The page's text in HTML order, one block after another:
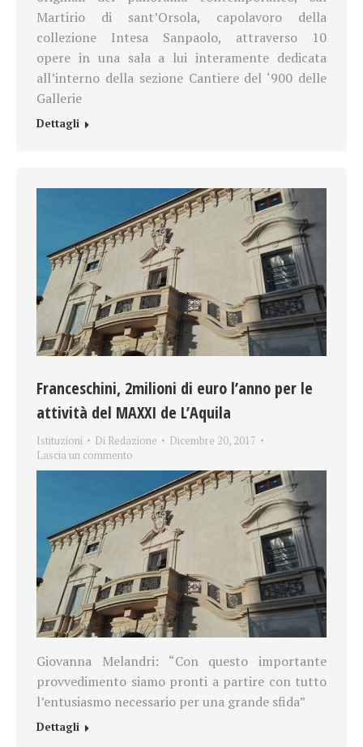
Martirio di sant’Orsola, capolavoro della
collezione Intesa Sanpaolo, attraverso 10
opere in una sala a lui interamente dedicata
all’interno della sezione Cantiere del ‘900 delle
Gallerie
Dettagli
Franceschini, 2milioni di euro l’anno per le
attività del MAXXI de L’Aquila
Istituzioni Di Redazione
Dicembre 20, 2017
Lascia un commento
Giovanna Melandri: “Con questo importante
provvedimento siamo pronti a partire con tutto
l’entusiasmo necessario per una grande sfida”
Dettagli